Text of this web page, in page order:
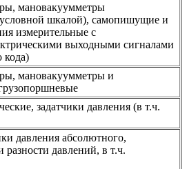
мановакуумметры
шкалой), самопишущие и
измерительные с
выходными сигналами
кода)
мановакуумметры и
задатчики давления (в т.ч.
давления абсолютного,
разности давлений, в т.ч.